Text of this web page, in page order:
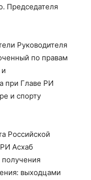
Председателя
Руководителя
по правам
при Главе РИ
и спорту
Российской
Асхаб
выходцами